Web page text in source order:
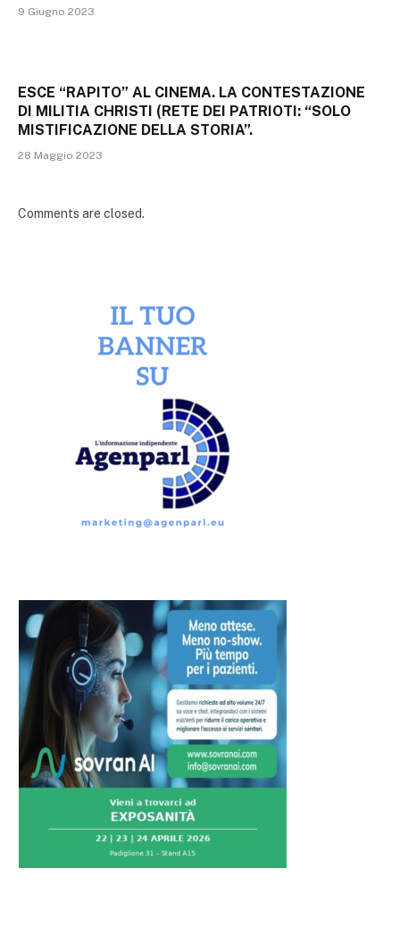
9 Giugno 2023
ESCE “RAPITO” AL CINEMA. LA CONTESTAZIONE
DI MILITIA CHRISTI (RETE DEI PATRIOTI: “SOLO
MISTIFICAZIONE DELLA STORIA”.
28 Maggio 2023
Comments are closed.